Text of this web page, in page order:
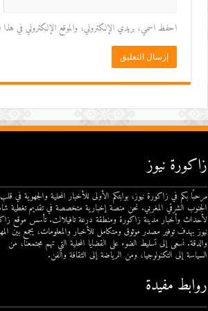
احفظ اسمي، بريدي الإلكتروني، والموقع الإلكتروني في هذا
زاكورة نيوز
مرحبًا بكم في زاكورة نيوز، بوابتكم الأولى للأخبار المحلية والجهوية في قلب
الجنوب الشرقي المغربي. نحن منصة إخبارية متخصصة في تقديم تغطية
لأحداث وأخبار مدينة زاكورة ومنطقة درعة تافيلالت. تأسس موقع
نيوز بهدف توفير مصدر موثوق ومتكامل للأخبار والمعلومات، يجمع بين
والدقة. نسعى إلى تسليط الضوء على القضايا المحلية التي تهم مجتمعنا، من
السياسة إلى التكنولوجيا، ومن الرياضة إلى الثقافة والفن.
روابط مفيدة